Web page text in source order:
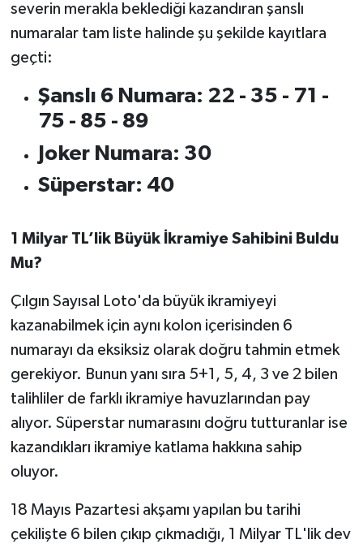
severin merakla beklediği kazandıran şanslı
numaralar tam liste halinde şu şekilde kayıtlara
geçti:
Şanslı 6 Numara: 22 - 35 - 71 -
75 - 85 - 89
Joker Numara: 30
Süperstar: 40
1 Milyar TL’lik Büyük İkramiye Sahibini Buldu
Mu?
Çılgın Sayısal Loto'da büyük ikramiyeyi
kazanabilmek için aynı kolon içerisinden 6
numarayı da eksiksiz olarak doğru tahmin etmek
gerekiyor. Bunun yanı sıra 5+1, 5, 4, 3 ve 2 bilen
talihliler de farklı ikramiye havuzlarından pay
alıyor. Süperstar numarasını doğru tutturanlar ise
kazandıkları ikramiye katlama hakkına sahip
oluyor.
18 Mayıs Pazartesi akşamı yapılan bu tarihi
çekilişte 6 bilen çıkıp çıkmadığı, 1 Milyar TL'lik dev
SEYAHAT
SİYASET
Sındırgı
SPOR
SÜRMANŞET
TARİHTE BUGÜN
TEKNOLOJİ
Trend
VİZYONDAKİLER
YAŞAM